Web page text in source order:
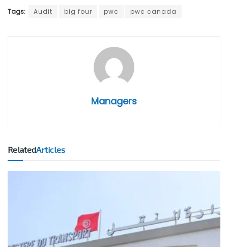
Tags: Audit big four pwc pwc canada
Managers
RelatedArticles